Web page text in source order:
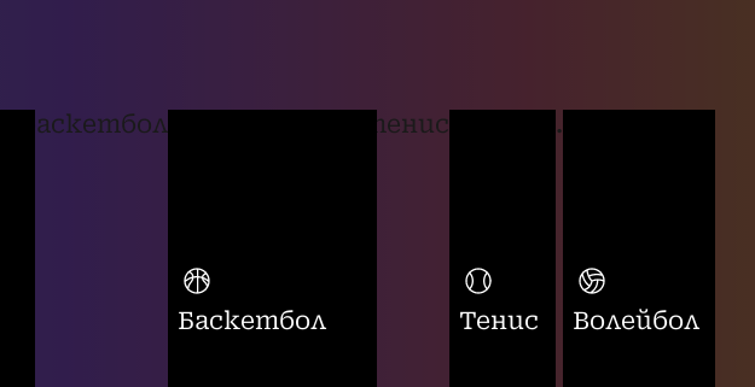
баскетбол
Баскетбол
тенис
Тенис
...
Волейбол